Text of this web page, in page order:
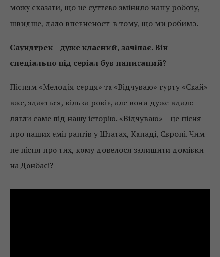
можу сказати, що це суттєво змінило нашу роботу,
швидше, дало впевненості в тому, що ми робимо.
Саундтрек – дуже класний, зачіпає. Він
спеціально під серіал був написаний?
Пісням «Мелодія серця» та «Відчуваю» гурту «Скай»
вже, здається, кілька років, але вони дуже вдало
лягли саме під нашу історію. «Відчуваю» – це пісня
про наших емігрантів у Штатах, Канаді, Європі. Чим
не пісня про тих, кому довелося залишити домівки
на Донбасі?